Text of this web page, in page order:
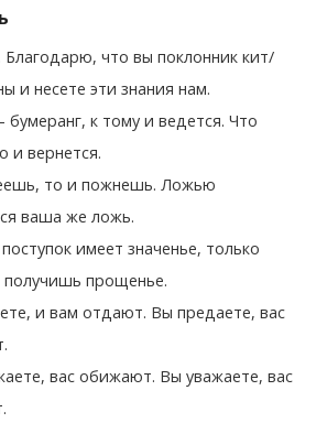
Благодарю, что вы поклонник кит/
и несете эти знания нам.
к тому и ведется. Что
и вернется.
то и пожнешь. Ложью
ваша же ложь.
имеет значенье, только
прощенье.
и вам отдают. Вы предаете, вас
вас обижают. Вы уважаете, вас